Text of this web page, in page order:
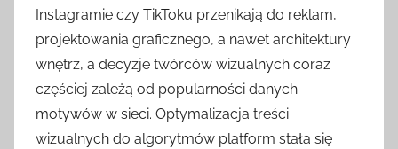
Instagramie czy TikToku przenikają do reklam,
projektowania graficznego, a nawet architektury
wnętrz, a decyzje twórców wizualnych coraz
częściej zależą od popularności danych
motywów w sieci. Optymalizacja treści
wizualnych do algorytmów platform stała się